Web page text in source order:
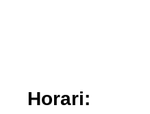
Horari: